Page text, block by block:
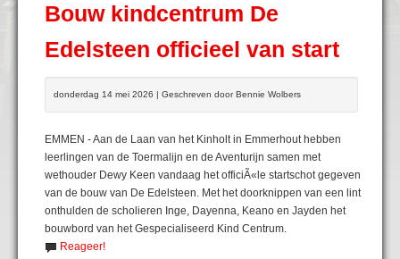
Bouw kindcentrum De
Edelsteen officieel van start
donderdag 14 mei 2026 | Geschreven door Bennie Wolbers
EMMEN - Aan de Laan van het Kinholt in Emmerhout hebben
leerlingen van de Toermalijn en de Aventurijn samen met
wethouder Dewy Keen vandaag het officiÃ«le startschot gegeven
van de bouw van De Edelsteen. Met het doorknippen van een lint
onthulden de scholieren Inge, Dayenna, Keano en Jayden het
bouwbord van het Gespecialiseerd Kind Centrum.
Reageer!